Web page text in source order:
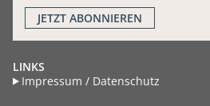
JETZT ABONNIEREN
LINKS
Impressum / Datenschutz